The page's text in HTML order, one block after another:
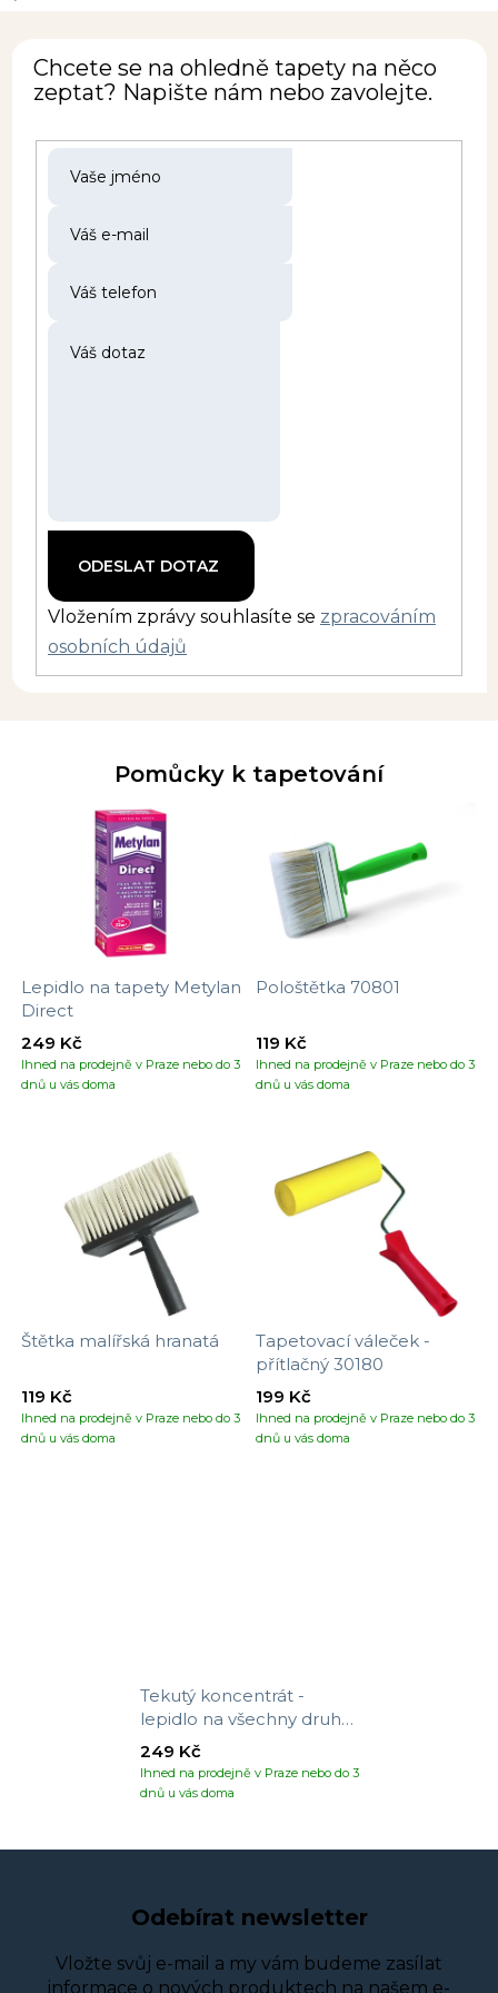
Chcete se na ohledně tapety na něco
zeptat? Napište nám nebo zavolejte.
Vložením zprávy souhlasíte se zpracováním
osobních údajů
Pomůcky k tapetování
Lepidlo na tapety Metylan
Direct
Ihned na prodejně v Praze nebo do 3
dnů u vás doma
249 Kč
Pološtětka 70801
Ihned na prodejně v Praze nebo do 3
dnů u vás doma
119 Kč
Štětka malířská hranatá
Ihned na prodejně v Praze nebo do 3
dnů u vás doma
119 Kč
Tapetovací váleček -
přítlačný 30180
Ihned na prodejně v Praze nebo do 3
dnů u vás doma
199 Kč
Tekutý koncentrát -
lepidlo na všechny druhy
tapet
Ihned na prodejně v Praze nebo do 3
dnů u vás doma
249 Kč
Odebírat newsletter
Vložte svůj e-mail a my vám budeme zasílat
informace o nových produktech na našem e-